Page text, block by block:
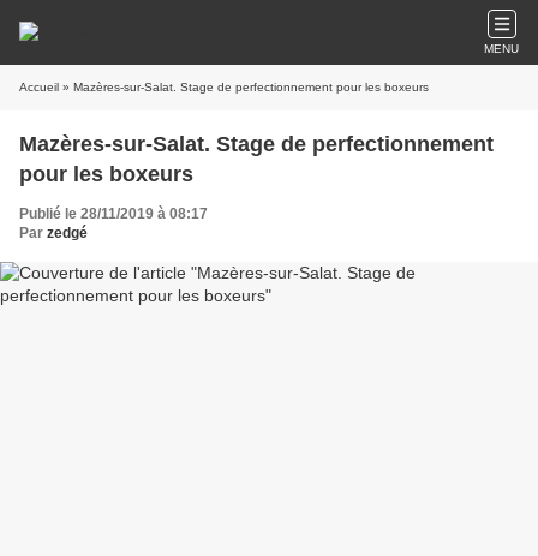
MENU
Accueil » Mazères-sur-Salat. Stage de perfectionnement pour les boxeurs
Mazères-sur-Salat. Stage de perfectionnement
pour les boxeurs
Publié le 28/11/2019 à 08:17
Par zedgé